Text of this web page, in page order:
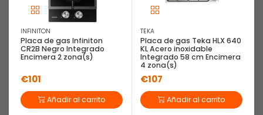
INFINITON
Placa de gas Infiniton
CR2B Negro Integrado
Encimera 2 zona(s)
€101
Añadir al carrito
TEKA
Placa de gas Teka HLX 640
KL Acero inoxidable
Integrado 58 cm Encimera
4 zona(s)
€107
Añadir al carrito